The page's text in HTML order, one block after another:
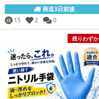
発送3日前後
残 15 2 0
残りわずか